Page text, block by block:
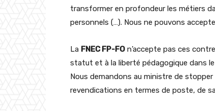
transformer en profondeur les métiers
personnels (…). Nous ne pouvons
La FNEC FP-FO n’accepte pas ces
statut et à la liberté pédagogique dans
Nous demandons au ministre de stopper
revendications en termes de poste, de